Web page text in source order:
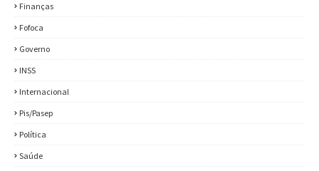
Finanças
Fofoca
Governo
INSS
Internacional
Pis/Pasep
Política
Saúde